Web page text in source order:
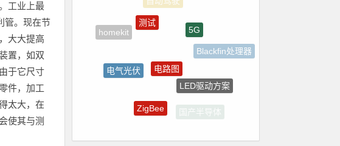
工业上最
管。现在节
大大提高
置，如双
于它尺寸
件，加工
太大，在
使其与测
homekit
测试
Blackfin处理器
国产半导体